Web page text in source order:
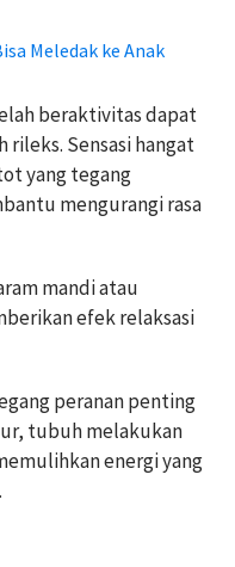
Meledak ke Anak
beraktivitas dapat
Sensasi hangat
yang tegang
mengurangi rasa
mandi atau
efek relaksasi
peranan penting
tubuh melakukan
energi yang